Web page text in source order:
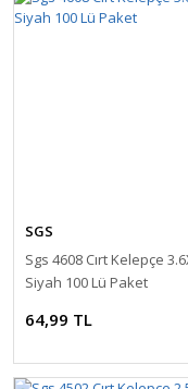
SGS
Sgs 4608 Cırt Kelepçe
Siyah 100 Lü Paket
64,99 TL